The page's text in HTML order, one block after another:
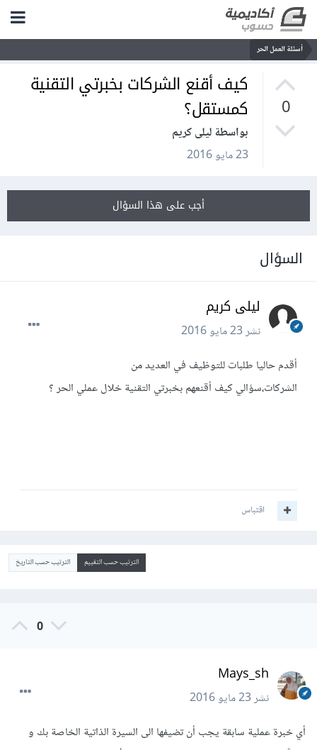
أسئلة العمل الحر
0
كيف أقنع الشركات بخبرتي التقنية
كمستقل؟
بواسطة ليلى كريم
23 مايو 2016
أجب على هذا السؤال
السؤال
ليلى كريم
نشر23 مايو 2016
أقدم حاليا طلبات للتوظيف في العديد من
الشركات،سؤالي كيف أقنعهم بخبرتي التقنية خلال عملي الحر ؟
اقتباس
الترتيب حسب التقييم الترتيب حسب التاريخ
0
Mays_sh
نشر23 مايو 2016
أي خبرة عملية سابقة يجب أن تضيفها الى السيرة الذاتية الخاصة بك و